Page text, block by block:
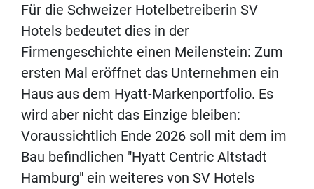
Für die Schweizer Hotelbetreiberin SV
Hotels bedeutet dies in der
Firmengeschichte einen Meilenstein: Zum
ersten Mal eröffnet das Unternehmen ein
Haus aus dem Hyatt-Markenportfolio. Es
wird aber nicht das Einzige bleiben:
Voraussichtlich Ende 2026 soll mit dem im
Bau befindlichen "Hyatt Centric Altstadt
Hamburg" ein weiteres von SV Hotels